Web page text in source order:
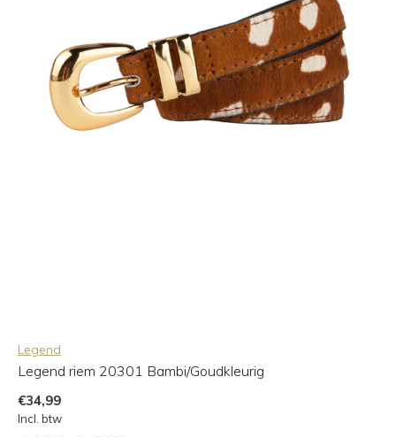
Legend
Legend riem 20301 Bambi/Goudkleurig
€34,99
Incl. btw